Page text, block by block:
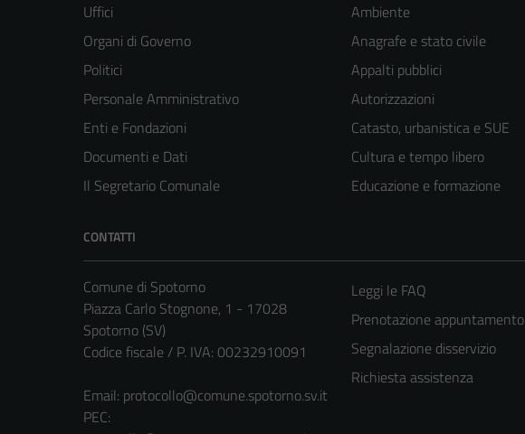
Uffici
Organi di Governo
Politici
Personale Amministrativo
Enti e Fondazioni
Documenti e Dati
Il Segretario Comunale
Ambiente
Anagrafe e stato civile
Appalti pubblici
Autorizzazioni
Catasto, urbanistica e SUE
Cultura e tempo libero
Educazione e formazione
CONTATTI
Comune di Spotorno
Piazza Carlo Stognone, 1 - 17028
Spotorno (SV)
Codice fiscale / P. IVA: 00232910091
Email: protocollo@comune.spotorno.sv.it
PEC:
Leggi le FAQ
Prenotazione appuntamento
Segnalazione disservizio
Richiesta assistenza